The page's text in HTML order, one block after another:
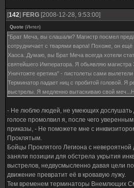
[142] FERG [2008-12-28, 9:53:00]
Quote (Интел)
"Брат Меча, вы слашали? Магистр посмел
сотрудничает с тварями варпа! Похоже, он
Хаоса..Думаю, вы Брат Меча всегда хотели
святейшего Императора. Я обьявляю магистра
Уничтожте еретика" - пистолеты сами вылетели
Терминатор падает ниц с пробитой головой. Я
выстрелы. Я медленно вытаскиваю свой
- Не люблю людей, не умеющих дослушать
голосе промолвил я, после чего
приказы, - Не поможете мне с
Проклятым.
Бойцы Проклятого Легиона с
заняли позиции для обстрела укрытия
выстрелов, недвусмысленно давая цели
движение превратит её в кровавую лужу.
Тем временем терминаторы Внемлющих